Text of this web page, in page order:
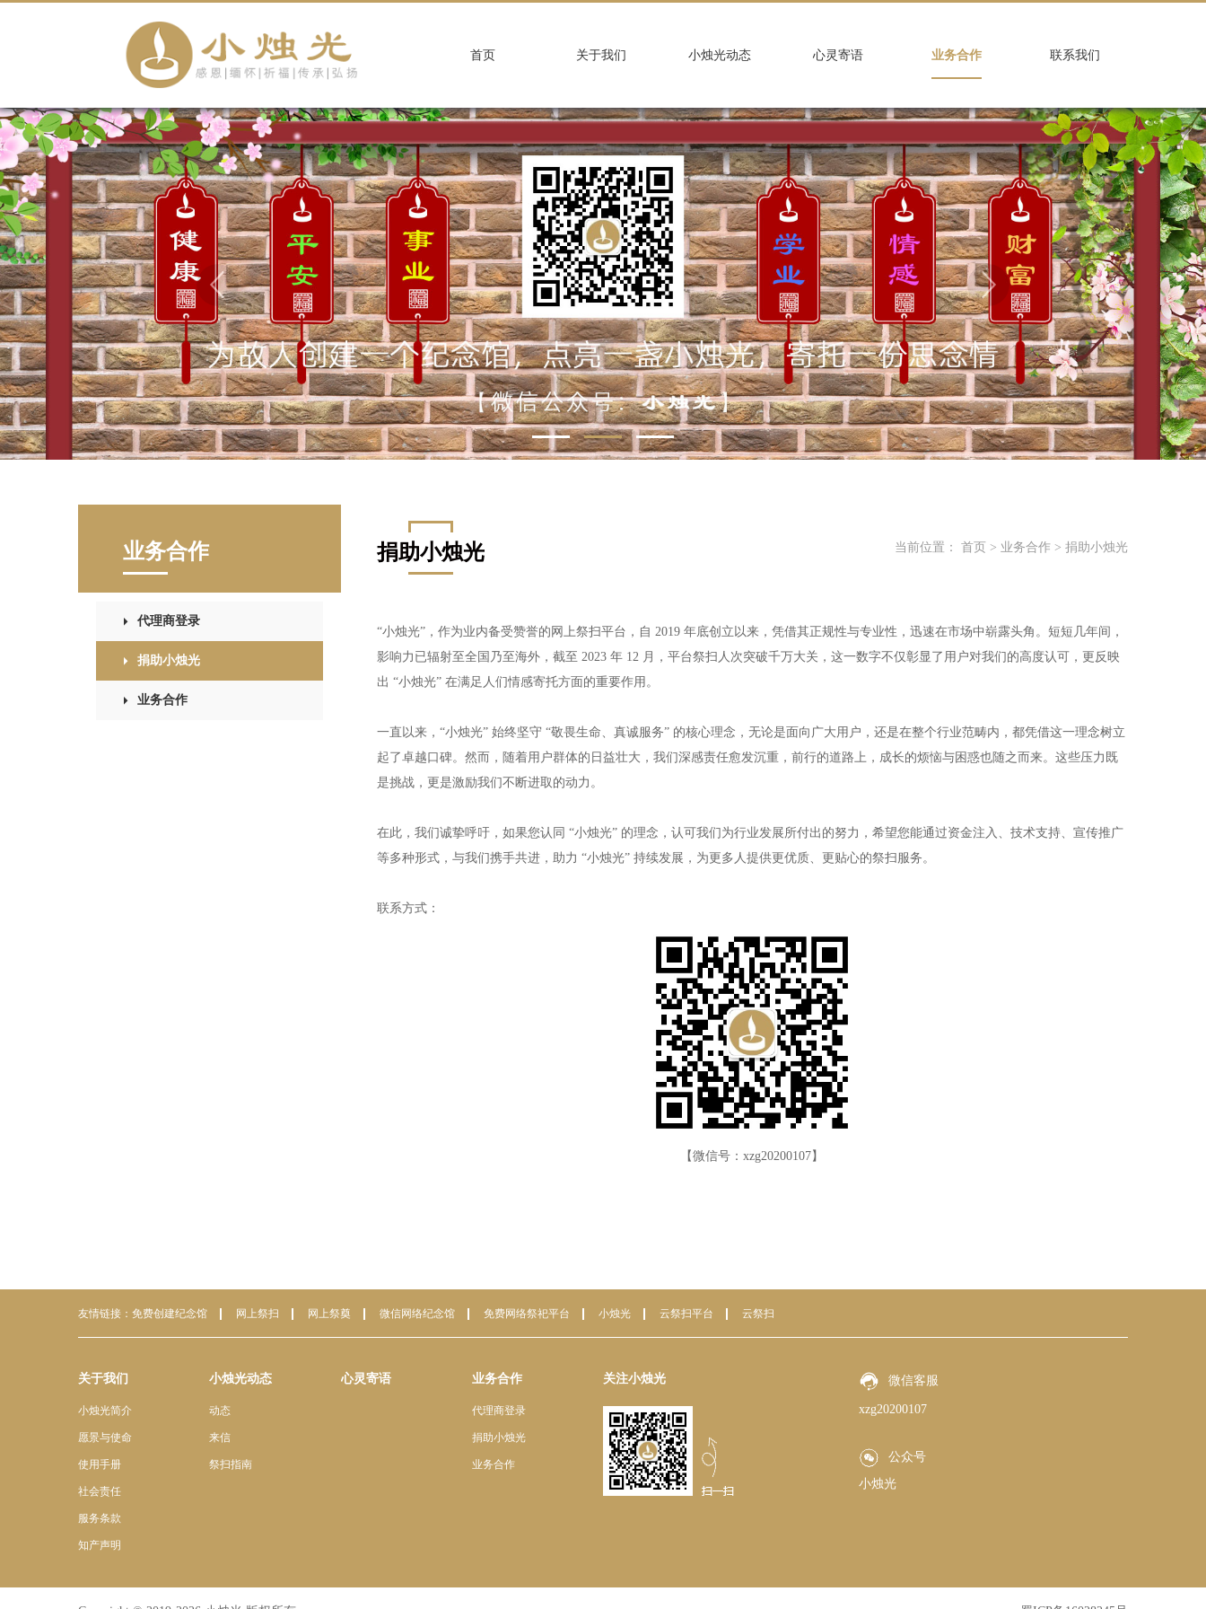
首页 关于我们 小烛光动态 心灵寄语 业务合作 联系我们
业务合作
代理商登录
捐助小烛光
业务合作
捐助小烛光 当前位置： 首页 > 业务合作 > 捐助小烛光
“小烛光”，作为业内备受赞誉的网上祭扫平台，自 2019 年底创立以来，凭借其正规性与专业性，迅速在市场中崭露头角。短短几年间，
影响力已辐射至全国乃至海外，截至 2023 年 12 月，平台祭扫人次突破千万大关，这一数字不仅彰显了用户对我们的高度认可，更反映
出 “小烛光”在满足人们情感寄托方面的重要作用。
一直以来， “小烛光”始终坚守 “敬畏生命、真诚服务” 的核心理念，无论是面向广大用户，还是在整个行业范畴内，都凭借这一理念树立
起了卓越口碑。然而，随着用户群体的日益壮大，我们深感责任愈发沉重，前行的道路上，成长的烦恼与困惑也随之而来。这些压力既
是挑战，更是激励我们不断进取的动力。
在此，我们诚挚呼吁，如果您认同 “小烛光”的理念，认可我们为行业发展所付出的努力，希望您能通过资金注入、技术支持、宣传推广
等多种形式，与我们携手共进，助力 “小烛光”持续发展，为更多人提供更优质、更贴心的祭扫服务。
联系方式：
【微信号：xzg20200107】
友情链接： 免费创建纪念馆 网上祭扫 网上祭奠 微信网络纪念馆 免费网络祭祀平台 小烛光 云祭扫平台 云祭扫
关于我们
小烛光简介
愿景与使命
使用手册
社会责任
服务条款
知产声明
小烛光动态
动态
来信
祭扫指南
心灵寄语 业务合作
代理商登录
捐助小烛光
业务合作
关注小烛光 微信客服
xzg20200107
公众号
小烛光